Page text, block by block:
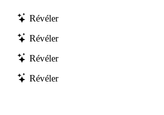
Révéler
Révéler
Révéler
Révéler